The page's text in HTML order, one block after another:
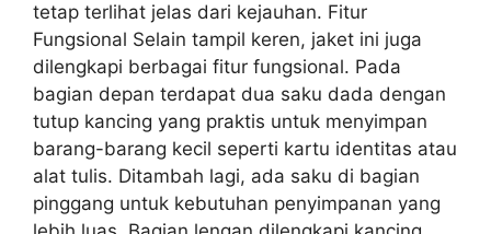
tetap terlihat jelas dari kejauhan. Fitur
Fungsional Selain tampil keren, jaket ini juga
dilengkapi berbagai fitur fungsional. Pada
bagian depan terdapat dua saku dada dengan
tutup kancing yang praktis untuk menyimpan
barang-barang kecil seperti kartu identitas atau
alat tulis. Ditambah lagi, ada saku di bagian
pinggang untuk kebutuhan penyimpanan yang